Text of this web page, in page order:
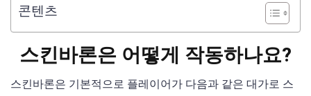
콘텐츠
스킨바론은 어떻게 작동하나요?
스킨바론은 기본적으로 플레이어가 다음과 같은 대가로 스